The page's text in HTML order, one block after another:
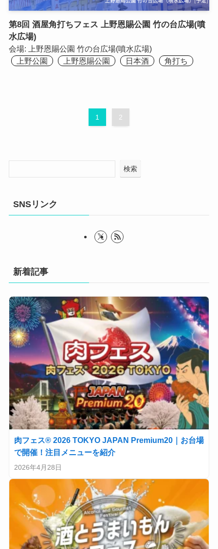
第8回 酒屋角打ちフェス 上野恩賜公園 竹の台広場(噴
水広場)
会場:
上野恩賜公園 竹の台広場(噴水広場)
上野公園
上野恩賜公園 日本酒 角打ち
1 2
検索
SNSリンク
新着記事
肉フェス® 2026 TOKYO JAPAN Premium20｜お台場
で開催！注目メニューを紹介
2026年4月28日